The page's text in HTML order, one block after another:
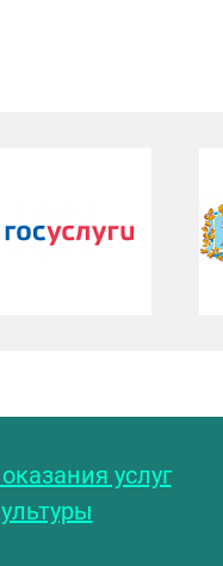
Следующее изображение
услуг